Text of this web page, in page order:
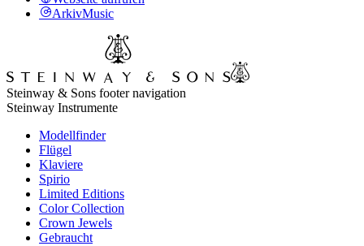
ArkivMusic
Steinway & Sons footer navigation
Steinway Instrumente
Modellfinder
Flügel
Klaviere
Spirio
Limited Editions
Color Collection
Crown Jewels
Gebraucht